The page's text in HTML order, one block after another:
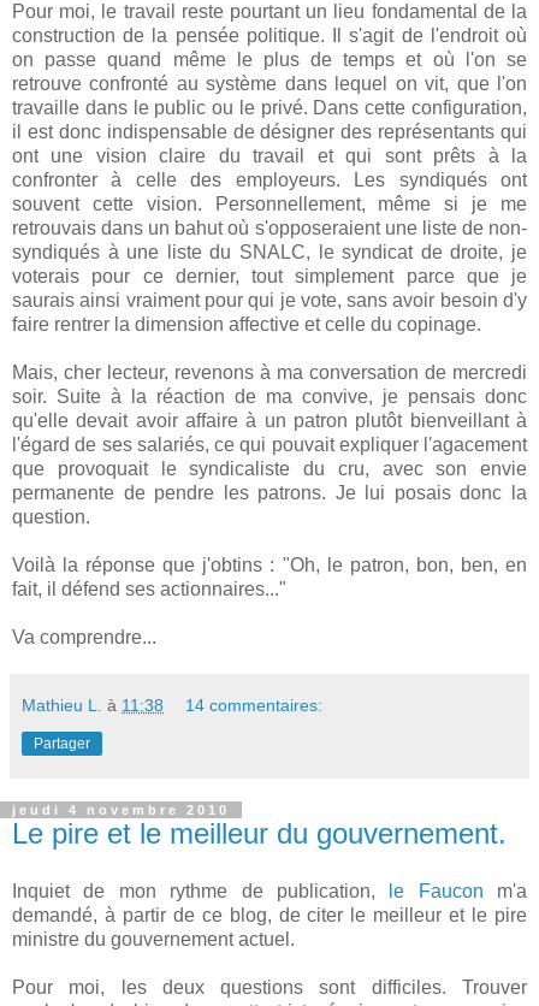
Pour moi, le travail reste pourtant un lieu fondamental de la
construction de la pensée politique. Il s'agit de l'endroit où
on passe quand même le plus de temps et où l'on se
retrouve confronté au système dans lequel on vit, que l'on
travaille dans le public ou le privé. Dans cette configuration,
il est donc indispensable de désigner des représentants qui
ont une vision claire du travail et qui sont prêts à la
confronter à celle des employeurs. Les syndiqués ont
souvent cette vision. Personnellement, même si je me
retrouvais dans un bahut où s'opposeraient une liste de non-
syndiqués à une liste du SNALC, le syndicat de droite, je
voterais pour ce dernier, tout simplement parce que je
saurais ainsi vraiment pour qui je vote, sans avoir besoin d'y
faire rentrer la dimension affective et celle du copinage.
Mais, cher lecteur, revenons à ma conversation de mercredi
soir. Suite à la réaction de ma convive, je pensais donc
qu'elle devait avoir affaire à un patron plutôt bienveillant à
l'égard de ses salariés, ce qui pouvait expliquer l'agacement
que provoquait le syndicaliste du cru, avec son envie
permanente de pendre les patrons. Je lui posais donc la
question.
Voilà la réponse que j'obtins : "Oh, le patron, bon, ben, en
fait, il défend ses actionnaires..."
Va comprendre...
Mathieu L. à 11:38 14 commentaires:
Partager
jeudi 4 novembre 2010
Le pire et le meilleur du gouvernement.
Inquiet de mon rythme de publication, le Faucon m'a
demandé, à partir de ce blog, de citer le meilleur et le pire
ministre du gouvernement actuel.
Pour moi, les deux questions sont difficiles. Trouver